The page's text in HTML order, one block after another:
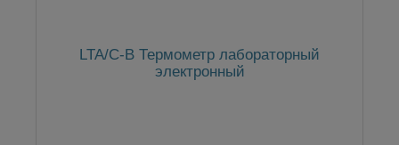
LTA/С-В Термометр лабораторный
электронный